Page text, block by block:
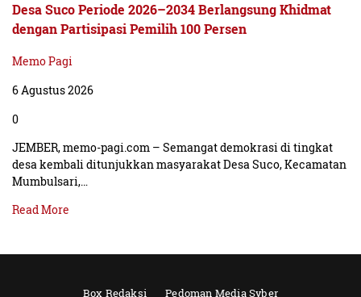
Desa Suco Periode 2026–2034 Berlangsung Khidmat
dengan Partisipasi Pemilih 100 Persen
Memo Pagi
6 Agustus 2026
0
JEMBER, memo-pagi.com – Semangat demokrasi di tingkat
desa kembali ditunjukkan masyarakat Desa Suco, Kecamatan
Mumbulsari,…
Read More
Box Redaksi Pedoman Media Syber